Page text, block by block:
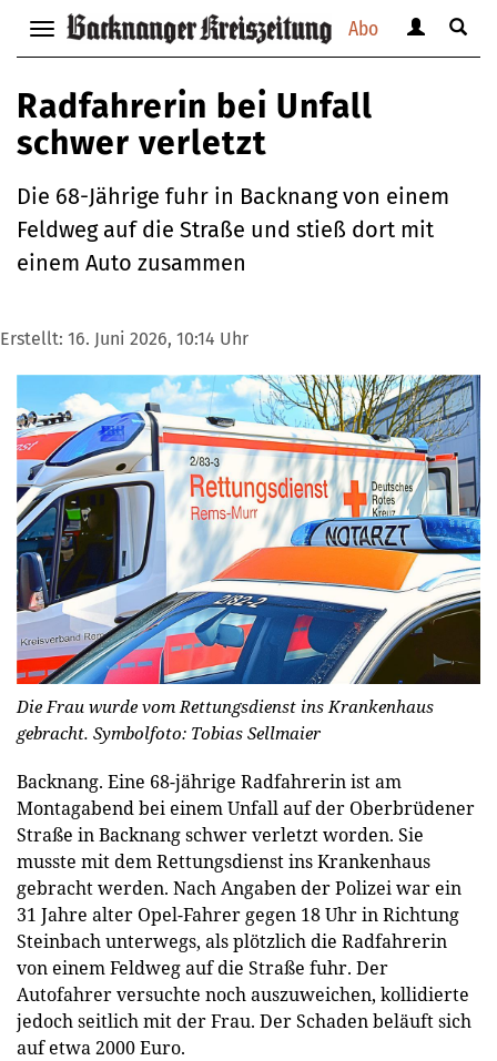
Abo
Navigation
anzeigen
verbergen
anzeigen
Suche
Radfahrerin bei Unfall
schwer verletzt
Die 68-Jährige fuhr in Backnang von einem
Feldweg auf die Straße und stieß dort mit
einem Auto zusammen
Erstellt: 16. Juni 2026, 10:14 Uhr
Die Frau wurde vom Rettungsdienst ins Krankenhaus
gebracht. Symbolfoto: Tobias Sellmaier
Backnang. Eine 68-jährige Radfahrerin ist am
Montagabend bei einem Unfall auf der Oberbrüdener
Straße in Backnang schwer verletzt worden. Sie
musste mit dem Rettungsdienst ins Krankenhaus
gebracht werden. Nach Angaben der Polizei war ein
31 Jahre alter Opel-Fahrer gegen 18 Uhr in Richtung
Steinbach unterwegs, als plötzlich die Radfahrerin
von einem Feldweg auf die Straße fuhr. Der
Autofahrer versuchte noch auszuweichen, kollidierte
jedoch seitlich mit der Frau. Der Schaden beläuft sich
auf etwa 2000 Euro.